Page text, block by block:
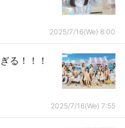
2025/7/16(We) 8:00
る！！！
2025/7/16(We) 7:55